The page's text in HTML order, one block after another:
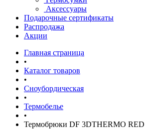
Аксессуары
Подарочные сертификаты
Распродажа
Акции
Главная страница
•
Каталог товаров
•
Сноубордическая
•
Термобелье
•
Термобрюки DF 3DTHERMO RED